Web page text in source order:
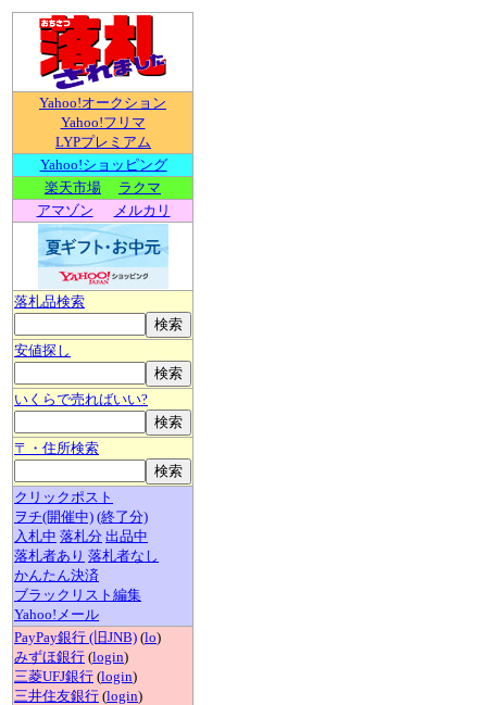
Yahoo!オークション
Yahoo!フリマ
LYPプレミアム
Yahoo!ショッピング
楽天市場
ラクマ
アマゾン
メルカリ
落札品検索
安値探し
いくらで売ればいい?
〒・住所検索
クリックポスト
ヲチ(開催中) (終了分)
入札中 落札分 出品中
落札者あり 落札者なし
かんたん決済
ブラックリスト編集
Yahoo!メール
PayPay銀行 (旧JNB) (lo)
みずほ銀行 (login)
三菱UFJ銀行 (login)
三井住友銀行 (login)